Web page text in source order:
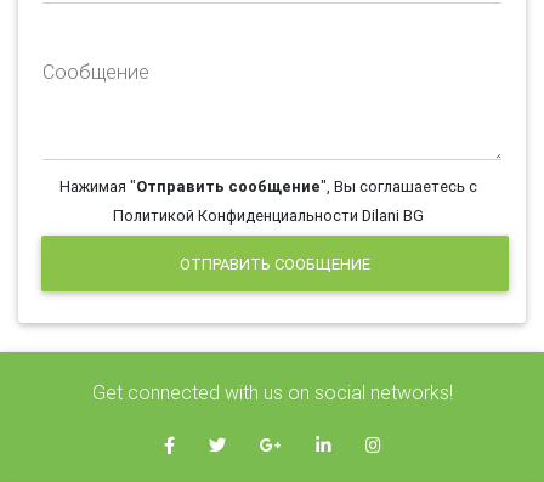
Сообщение
Нажимая "Отправить сообщение", Вы соглашаетесь с
Политикой Конфиденциальности Dilani BG
ОТПРАВИТЬ СООБЩЕНИЕ
Get connected with us on social networks!